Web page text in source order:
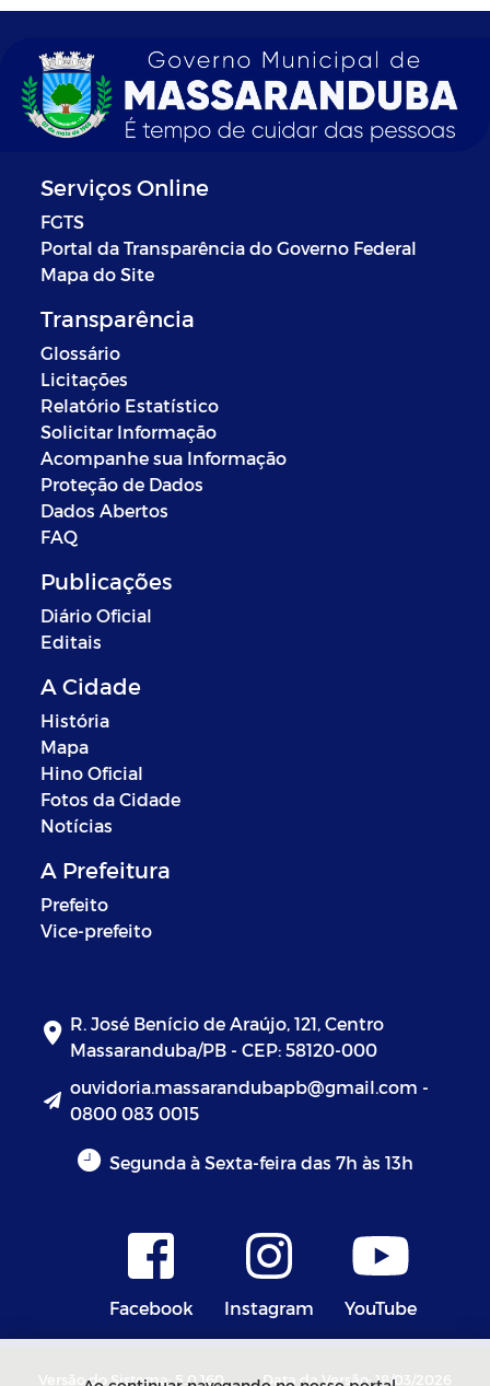
Serviços Online
FGTS
Portal da Transparência do Governo Federal
Mapa do Site
Transparência
Glossário
Licitações
Relatório Estatístico
Solicitar Informação
Acompanhe sua Informação
Proteção de Dados
Dados Abertos
FAQ
Publicações
Diário Oficial
Editais
A Cidade
História
Mapa
Hino Oficial
Fotos da Cidade
Notícias
A Prefeitura
Prefeito
Vice-prefeito
R. José Benício de Araújo, 121, Centro
Massaranduba/PB - CEP: 58120-000
ouvidoria.massarandubapb@gmail.com -
0800 083 0015
Segunda à Sexta-feira das 7h às 13h
Facebook Instagram YouTube
Versão do Sistema: 5.0.160 Data da Versão: 18/03/2026